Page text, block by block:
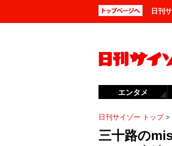
日刊
日刊サイゾー トップ>
三十路の
エンタメ